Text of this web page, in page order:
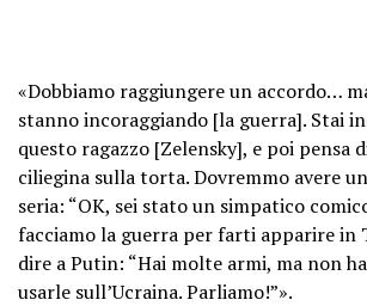
«Dobbiamo raggiungere un accordo…
stanno incoraggiando [la guerra]. Stai
questo ragazzo [Zelensky], e poi pensa
ciliegina sulla torta. Dovremmo avere
seria: “OK, sei stato un simpatico
facciamo la guerra per farti apparire in
dire a Putin: “Hai molte armi, ma non
usarle sull’Ucraina. Parliamo!”».